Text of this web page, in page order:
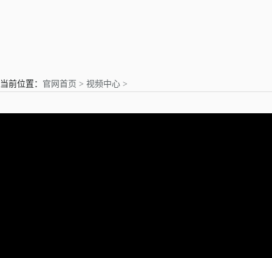
当前位置： 官网首页 > 视频中心 >